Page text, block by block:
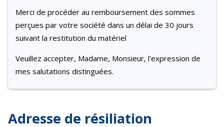
Merci de procéder au remboursement des sommes
perçues par votre société dans un délai de 30 jours
suivant la restitution du matériel
Veuillez accepter, Madame, Monsieur, l'expression de
mes salutations distinguées.
Adresse de résiliation